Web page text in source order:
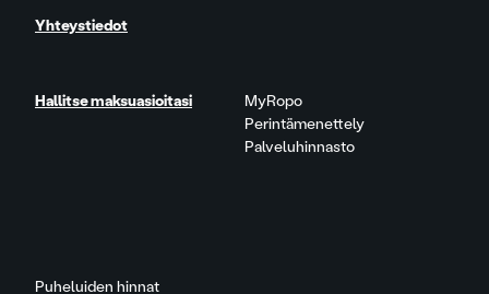
Puheluiden hinnat
Yhteystiedot
Hallitse maksuasioitasi
MyRopo
Perintämenettely
Palveluhinnasto